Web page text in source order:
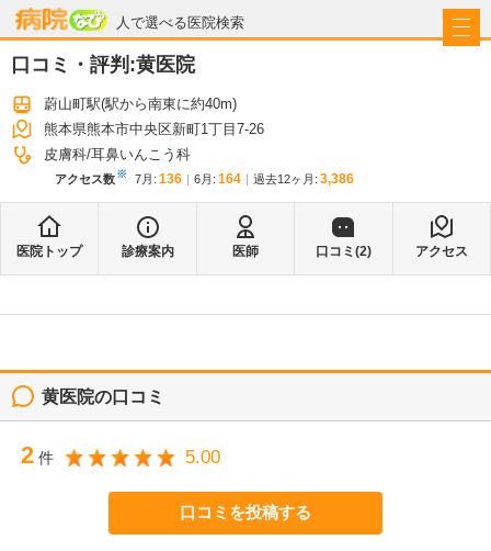
人で選べる医院検索
病院なび
口コミ・評判:黄医院
蔚山町駅(駅から南東に約40m)
熊本県熊本市中央区新町1丁目7-26
皮膚科 耳鼻いんこう科
アクセス数※ 7月 : 136 6月 : 164 過去12ヶ月: 3,386
医院トップ 診療案内 医師 口コミ(2) アクセス
黄医院の口コミ
2 件 5.00
口コミを投稿する